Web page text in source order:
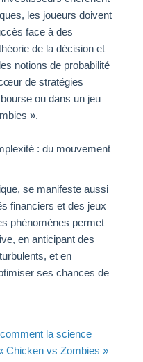
les joueurs doivent
face à des
de la décision et
notions de probabilité
de stratégies
ou dans un jeu
».
: du mouvement
se manifeste aussi
financiers et des jeux
phénomènes permet
en anticipant des
et en
ses chances de
la science
Chicken vs Zombies »